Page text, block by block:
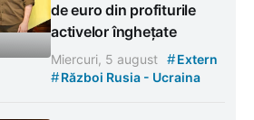
de euro din profiturile
activelor înghețate
Miercuri, 5 august #Extern
#Război Rusia - Ucraina